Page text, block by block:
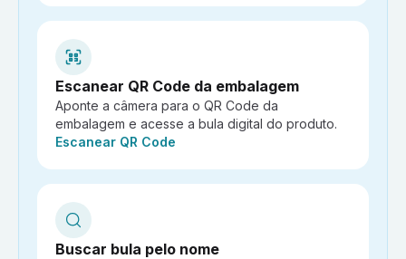
Escanear QR Code da embalagem
Aponte a câmera para o QR Code da
embalagem e acesse a bula digital do produto.
Ação:
Escanear QR Code
Buscar bula pelo nome